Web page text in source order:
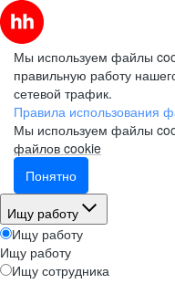
Мы используем файлы
правильную работу
сетевой трафик.
Правила использования
Мы используем файлы
файлов cookie
Понятно
Ищу работу
Ищу работу
Ищу работу
Ищу сотрудника